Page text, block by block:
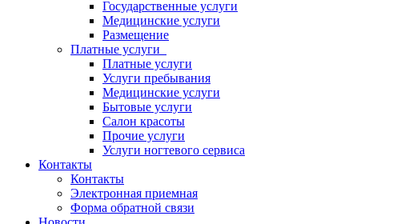
Государственные услуги
Медицинские услуги
Размещение
Платные услуги
Платные услуги
Услуги пребывания
Медицинские услуги
Бытовые услуги
Салон красоты
Прочие услуги
Услуги ногтевого сервиса
Контакты
Контакты
Электронная приемная
Форма обратной связи